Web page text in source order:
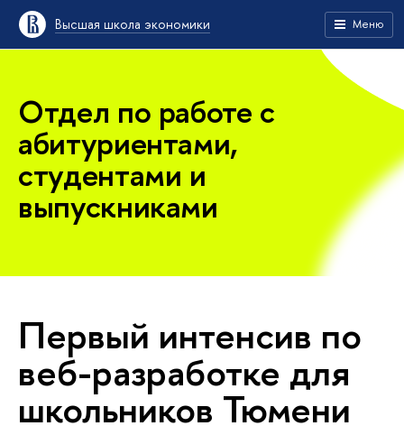
Высшая школа экономики Меню
Отдел по работе с
абитуриентами,
студентами и
выпускниками
Первый интенсив по
веб-разработке для
школьников Тюмени